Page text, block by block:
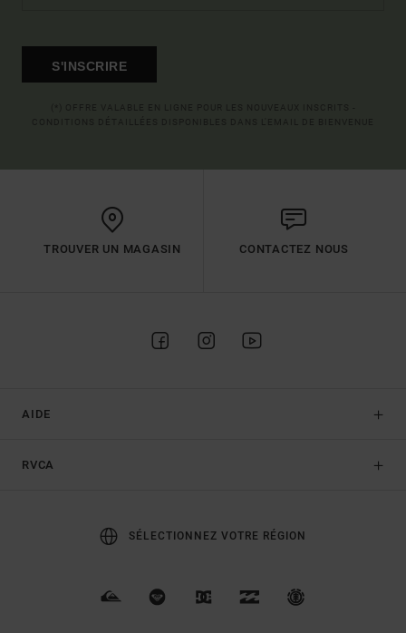
S'INSCRIRE
TROUVER UN MAGASIN CONTACTEZ NOUS
AIDE
RVCA
SÉLECTIONNEZ VOTRE RÉGION